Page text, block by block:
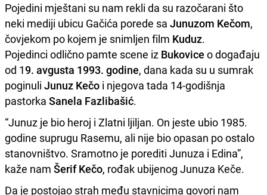
Pojedini mještani su nam rekli da su razočarani što
neki mediji ubicu Gačića porede sa Junuzom Kečom,
čovjekom po kojem je snimljen film Kuduz.
Pojedinci odlično pamte scene iz Bukovice o događaju
od 19. avgusta 1993. godine, dana kada su u sumrak
poginuli Junuz Kečo i njegova tada 14-godišnja
pastorka Sanela Fazlibašić.
“Junuz je bio heroj i Zlatni ljiljan. On jeste ubio 1985.
godine suprugu Rasemu, ali nije bio opasan po ostalo
stanovništvo. Sramotno je porediti Junuza i Edina”,
kaže nam Šerif Kečo, rođak ubijenog Junuza Keče.
Da je postojao strah među stavnicima govori nam